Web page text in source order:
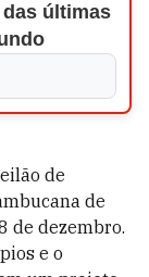
últimas
de
de
de dezembro.
e o